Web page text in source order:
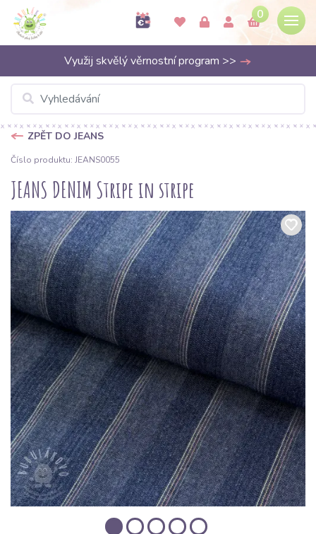
0
Využij skvělý věrnostní program >>
ZPĚT DO JEANS
Číslo produktu: JEANS0055
JEANS DENIM Stripe in stripe